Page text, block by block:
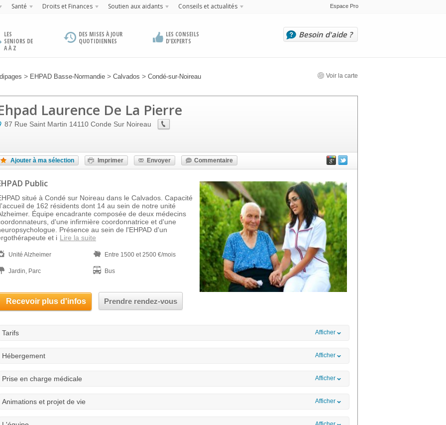
Santé Droits et Finances Soutien aux aidants Conseils et actualités Espace Pro
LES
SENIORS DE
A À Z
DES MISES À JOUR
QUOTIDIENNES
LES CONSEILS
D'EXPERTS
Besoin d'aide ?
> EHPAD Basse-Normandie > Calvados > Condé-sur-Noireau Voir la carte
Laurence De La Pierre
87 Rue Saint Martin 14110 Conde Sur Noireau
Ajouter à ma sélection Imprimer Envoyer Commentaire
Public
situé à Condé sur Noireau dans le Calvados. Capacité
de 162 résidents dont 14 au sein de notre unité
Équipe encadrante composée de deux médecins
d'une infirmière coordonnatrice et d'une
Présence au sein de l'EHPAD d'un
et i Lire la suite
Unité Alzheimer Entre 1500 et 2500 €/mois
Jardin, Parc Bus
Recevoir plus d'infos Prendre rendez-vous
Tarifs Afficher
Hébergement Afficher
Prise en charge médicale Afficher
Animations et projet de vie Afficher